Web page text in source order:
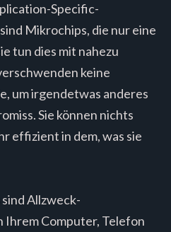
Specific-
Mikrochips, die nur eine
tun dies mit nahezu
keine
um irgendetwas anderes
Sie können nichts
effizient in dem, was sie
Allzweck-
Ihrem Computer, Telefon